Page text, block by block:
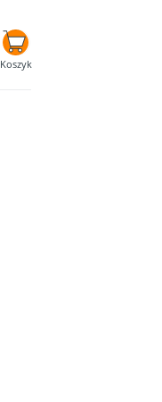
Koszyk